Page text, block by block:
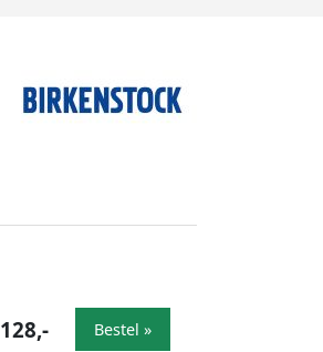
128,- Bestel »